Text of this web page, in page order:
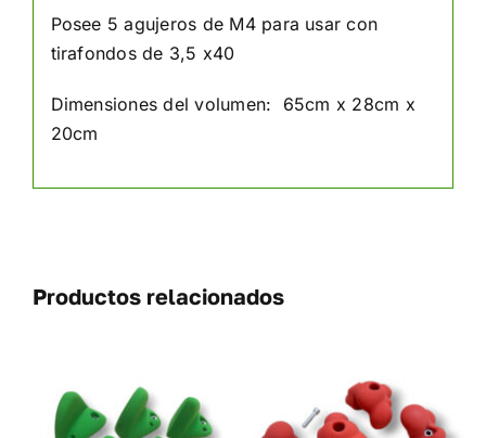
Posee 5 agujeros de M4 para usar con
tirafondos de 3,5 x40
Dimensiones del volumen: 65cm x 28cm x
20cm
Productos relacionados